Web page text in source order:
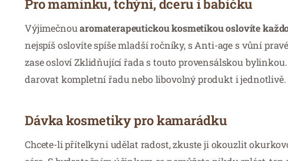
Pro maminku, tchýni, dceru i babičku
Výjimečnouaromaterapeutickou kosmetikou oslovíte
nejspíš oslovíte spíše mladší ročníky, s Anti-age s vůní
zase osloví Zklidňující řada s touto provensálskou
darovat kompletní řadu nebo libovolný produkt i jednotlivě.
Dávka kosmetiky pro kamarádku
Chcete-li přítelkyni udělat radost, zkuste ji okouzlit